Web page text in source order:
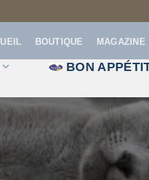
BOUTIQUE MAGAZINE
BON